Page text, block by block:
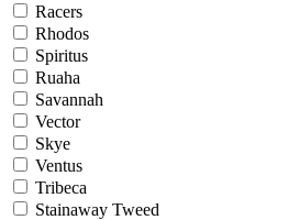
Racers
Rhodos
Spiritus
Ruaha
Savannah
Vector
Skye
Ventus
Tribeca
Stainaway Tweed